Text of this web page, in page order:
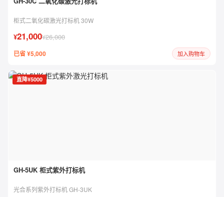
柜式二氧化碳激光打标机 30W
¥21,000¥26,000
已省 ¥5,000 加入购物车
直降¥5000
GH-5UK 柜式紫外打标机
光合系列紫外打标机 GH-3UK